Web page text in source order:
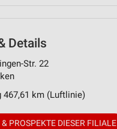
Details
Str. 22
467,61 km (Luftlinie)
PROSPEKTE DIESER FILIALE